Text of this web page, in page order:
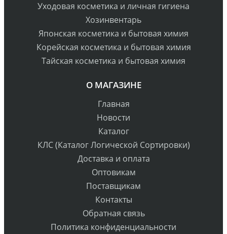
Уходовая косметика и личная гигиена
Хозинвентарь
Японская косметика и бытовая химия
Корейская косметика и бытовая химия
Тайская косметика и бытовая химия
О МАГАЗИНЕ
Главная
Новости
Каталог
КЛС (Каталог Логической Сортировки)
Доставка и оплата
Оптовикам
Поставщикам
Контакты
Обратная связь
Политика конфиденциальности